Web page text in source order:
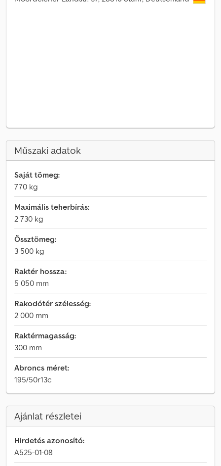
Műszaki adatok
Saját tömeg:
770 kg
Maximális teherbírás:
2 730 kg
Össztömeg:
3 500 kg
Raktér hossza:
5 050 mm
Rakodótér szélesség:
2 000 mm
Raktérmagasság:
300 mm
Abroncs méret:
195/50r13c
Ajánlat részletei
Hirdetés azonosító:
A525-01-08